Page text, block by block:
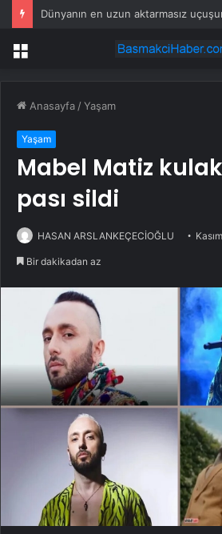
Menü
Anasayfa /Yaşam
Yaşam
Mabel Matiz
pası sildi
HASAN ARSLANKEÇECİOĞLU
Bir dakikadan az